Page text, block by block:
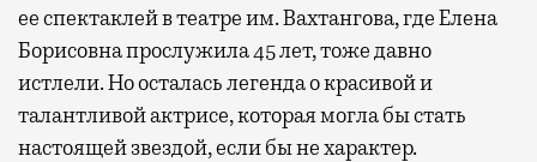
ее спектаклей в театре им. Вахтангова, где Елена
Борисовна прослужила 45 лет, тоже давно
истлели. Но осталась легенда о красивой и
талантливой актрисе, которая могла бы стать
настоящей звездой, если бы не характер.